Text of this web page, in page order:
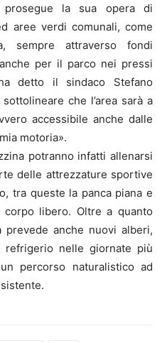
prosegue la sua opera di
aree verdi comunali, come
sempre attraverso fondi
per il parco nei pressi
detto il sindaco Stefano
che l’area sarà a
accessibile anche dalle
motoria».
potranno infatti allenarsi
delle attrezzature sportive
tra queste la panca piana e
corpo libero. Oltre a quanto
prevede anche nuovi alberi,
refrigerio nelle giornate più
percorso naturalistico ad